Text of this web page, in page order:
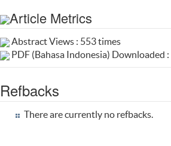
Article Metrics
Abstract Views : 553 times
PDF (Bahasa Indonesia) Downloaded
Refbacks
There are currently no refbacks.